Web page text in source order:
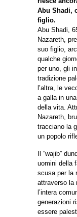
Abu Shadi,
figlio.
Abu Shadi,
Nazareth,
suo figlio,
qualche
per uno, gli
tradizione
l’altra, le
a galla in
della vita.
Nazareth,
tracciano la
un popolo
Il “wajib”
uomini della
scusa per la
attraverso la
l’intera
generazioni
essere